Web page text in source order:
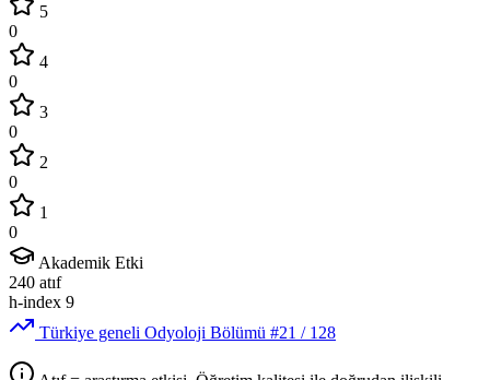
5
0
4
0
3
0
2
0
1
0
Akademik Etki
240 atıf
h-index 9
Türkiye geneli Odyoloji Bölümü #21 / 128